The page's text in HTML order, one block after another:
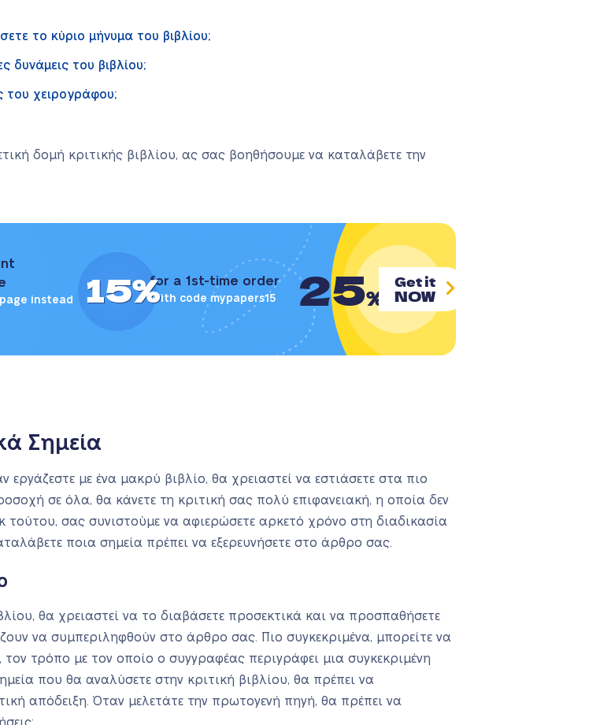
το κύριο μήνυμα του βιβλίου;
δυνάμεις του βιβλίου;
του χειρογράφου;
δομή κριτικής βιβλίου, ας σας βοηθήσουμε να καταλάβετε την
instead
15%for a 1st-time order
With code mypapers15 25%
Get it
NOW
Σημεία
εργάζεστε με ένα μακρύ βιβλίο, θα χρειαστεί να εστιάσετε στα πιο
σε όλα, θα κάνετε τη κριτική σας πολύ επιφανειακή, η οποία δεν
σας συνιστούμε να αφιερώσετε αρκετό χρόνο στη διαδικασία
ποια σημεία πρέπει να εξερευνήσετε στο άρθρο σας.
θα χρειαστεί να το διαβάσετε προσεκτικά και να προσπαθήσετε
να συμπεριληφθούν στο άρθρο σας. Πιο συγκεκριμένα, μπορείτε να
τρόπο με τον οποίο ο συγγραφέας περιγράφει μια συγκεκριμένη
που θα αναλύσετε στην κριτική βιβλίου, θα πρέπει να
απόδειξη. Όταν μελετάτε την πρωτογενή πηγή, θα πρέπει να